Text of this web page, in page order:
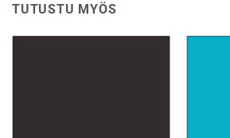
TUTUSTU MYÖS